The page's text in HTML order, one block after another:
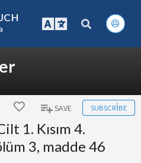
SAVE SUBSCRIBE
1. Kısım 4.
3, madde 46